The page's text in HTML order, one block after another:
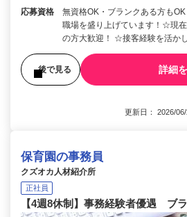
応募資格
無資格OK・ブランクある方も
職場を盛り上げています！☆現
の方大歓迎！ ☆接客経験を活か
後で見る 詳細
更新日： 2026/
保育園の事務員
クズオカ人材紹介所
正社員
【4週8休制】事務経験者優遇 ブ